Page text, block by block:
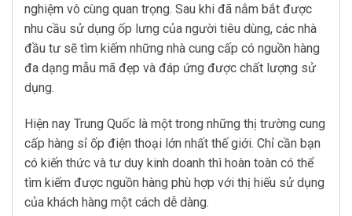
nghiệm vô cùng quan trọng. Sau khi đã nắm bắt được
nhu cầu sử dụng ốp lưng của người tiêu dùng, các nhà
đầu tư sẽ tìm kiếm những nhà cung cấp có nguồn hàng
đa dạng mẫu mã đẹp và đáp ứng được chất lượng sử
dụng.
Hiện nay Trung Quốc là một trong những thị trường cung
cấp hàng sỉ ốp điện thoại lớn nhất thế giới. Chỉ cần bạn
có kiến thức và tư duy kinh doanh thì hoàn toàn có thể
tìm kiếm được nguồn hàng phù hợp với thị hiếu sử dụng
của khách hàng một cách dễ dàng.